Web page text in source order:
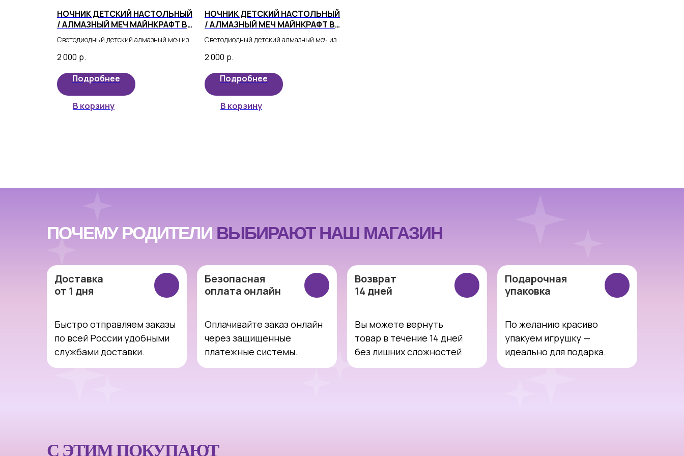
НОЧНИК ДЕТСКИЙ НАСТОЛЬНЫЙ
/ АЛМАЗНЫЙ МЕЧ МАЙНКРАФТ В
ФИОЛЕТОВОМ ЦВЕТЕ
Светодиодный детский алмазный меч из
частью реальности вашего ребенка!
2 000 р.
Подробнее
В корзину
НОЧНИК ДЕТСКИЙ НАСТОЛЬНЫЙ
/ АЛМАЗНЫЙ МЕЧ МАЙНКРАФТ В
ГОЛУБОМ ЦВЕТЕ
Светодиодный детский алмазный меч из
частью реальности вашего ребенка!
2 000 р.
Подробнее
В корзину
Подарочная
упаковка
Возврат
14 дней
Безопасная
оплата онлайн
Доставка
от 1 дня
По желанию красиво
упакуем игрушку —
идеально для подарка.
Вы можете вернуть
товар в течение 14 дней
без лишних сложностей
Оплачивайте заказ онлайн
через защищенные
платежные системы.
Быстро отправляем заказы
по всей России удобными
службами доставки.
ПОЧЕМУ РОДИТЕЛИ ВЫБИРАЮТ НАШ МАГАЗИН
С ЭТИМ ПОКУПАЮТ